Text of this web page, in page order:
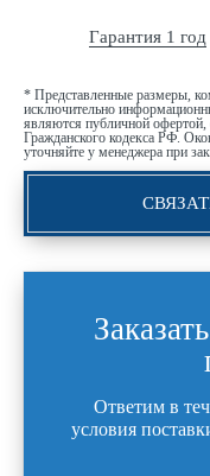
Гарантия 1 год
* Представленные размеры,
исключительно
являются публичной
Гражданского кодекса РФ.
уточняйте у менеджера при
Ответим в
условия